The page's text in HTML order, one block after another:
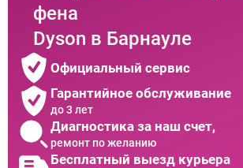
фена
Dyson в Барнауле
Официальный сервис
Гарантийное обслуживание
до 3 лет
Диагностика за наш счет,
ремонт по желанию
Бесплатный выезд курьера